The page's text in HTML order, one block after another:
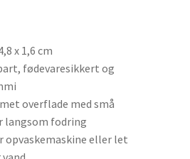
x 1,6 cm
fødevaresikkert og
overflade med små
langsom fodring
opvaskemaskine eller let